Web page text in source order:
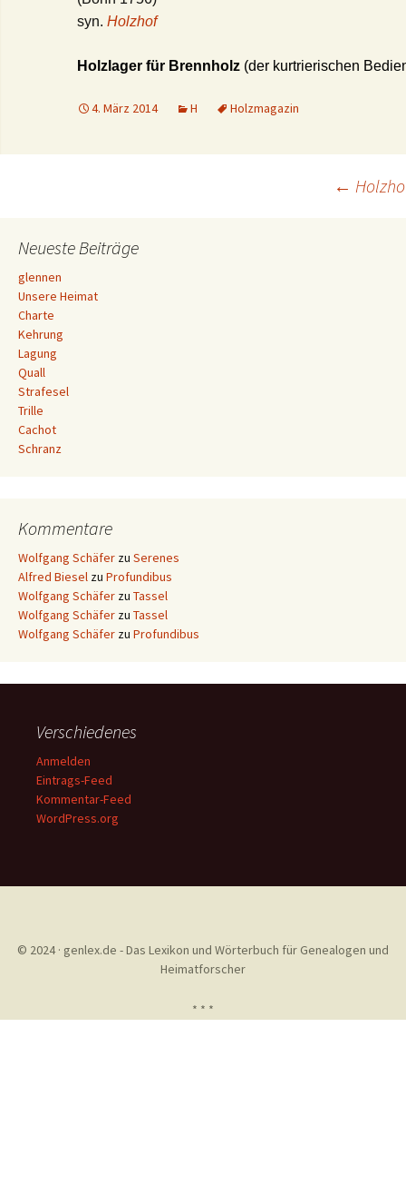
syn. Holzhof
Holzlager für Brennholz (der kurtrierischen
4. März 2014 H Holzmagazin
Navigation
←
Neueste Beiträge
glennen
Unsere Heimat
Charte
Kehrung
Lagung
Quall
Strafesel
Trille
Cachot
Schranz
Kommentare
Wolfgang Schäfer zu Serenes
Alfred Biesel zu Profundibus
Wolfgang Schäfer zu Tassel
Wolfgang Schäfer zu Tassel
Wolfgang Schäfer zu Profundibus
Verschiedenes
Anmelden
Eintrags-Feed
Kommentar-Feed
WordPress.org
© 2024 · genlex.de - Das Lexikon und Wörterbuch für Genealogen und
Heimatforscher
* * *